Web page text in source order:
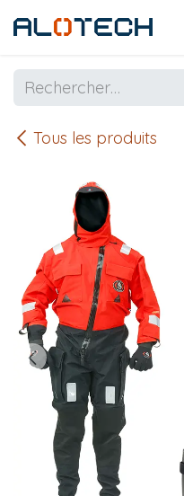
Tous les produits